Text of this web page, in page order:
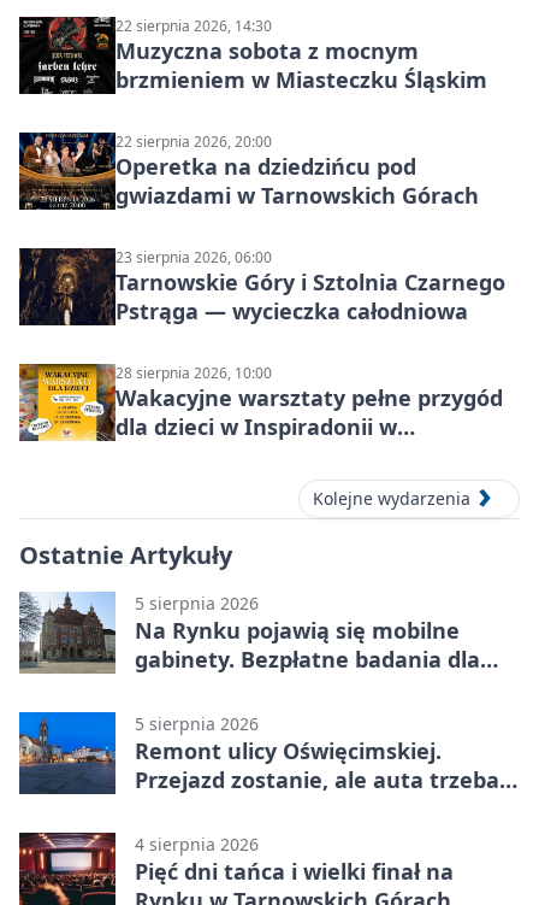
22 sierpnia 2026, 14:30
Muzyczna sobota z mocnym
brzmieniem w Miasteczku Śląskim
22 sierpnia 2026, 20:00
Operetka na dziedzińcu pod
gwiazdami w Tarnowskich Górach
23 sierpnia 2026, 06:00
Tarnowskie Góry i Sztolnia Czarnego
Pstrąga — wycieczka całodniowa
28 sierpnia 2026, 10:00
Wakacyjne warsztaty pełne przygód
dla dzieci w Inspiradonii w
Kolejne wydarzenia
Ostatnie Artykuły
5 sierpnia 2026
Na Rynku pojawią się mobilne
gabinety. Bezpłatne badania dla
5 sierpnia 2026
Remont ulicy Oświęcimskiej.
Przejazd zostanie, ale auta trzeba
4 sierpnia 2026
Pięć dni tańca i wielki finał na